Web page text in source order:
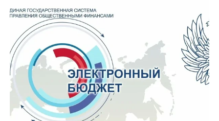
Заказать звонок
Наши публикации
в онлайн-изданиях